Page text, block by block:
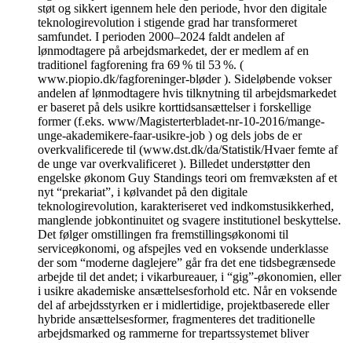
støt og sikkert igennem hele den periode, hvor den digitale
teknologirevolution i stigende grad har transformeret
samfundet. I perioden 2000–2024 faldt andelen af
lønmodtagere på arbejdsmarkedet, der er medlem af en
traditionel fagforening fra 69 % til 53 %. (
www.piopio.dk/fagforeninger-bløder ). Sideløbende vokser
andelen af lønmodtagere hvis tilknytning til arbejdsmarkedet
er baseret på dels usikre korttidsansættelser i forskellige
former (f.eks. www/Magisterterbladet-nr-10-2016/mange-
unge-akademikere-faar-usikre-job ) og dels jobs de er
overkvalificerede til (www.dst.dk/da/Statistik/Hvaer femte af
de unge var overkvalificeret ). Billedet understøtter den
engelske økonom Guy Standings teori om fremvæksten af et
nyt “prekariat”, i kølvandet på den digitale
teknologirevolution, karakteriseret ved indkomstusikkerhed,
manglende jobkontinuitet og svagere institutionel beskyttelse.
Det følger omstillingen fra fremstillingsøkonomi til
serviceøkonomi, og afspejles ved en voksende underklasse
der som “moderne daglejere” går fra det ene tidsbegrænsede
arbejde til det andet; i vikarbureauer, i “gig”-økonomien, eller
i usikre akademiske ansættelsesforhold etc. Når en voksende
del af arbejdsstyrken er i midlertidige, projektbaserede eller
hybride ansættelsesformer, fragmenteres det traditionelle
arbejdsmarked og rammerne for trepartssystemet bliver